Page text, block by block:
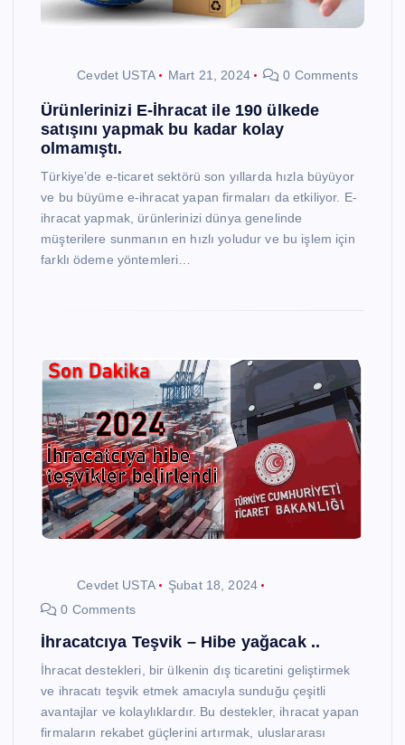
Cevdet USTA Mart 21, 2024 0 Comments
Ürünlerinizi E-İhracat ile 190 ülkede
satışını yapmak bu kadar kolay
olmamıştı.
Türkiye’de e-ticaret sektörü son yıllarda hızla büyüyor
ve bu büyüme e-ihracat yapan firmaları da etkiliyor. E-
ihracat yapmak, ürünlerinizi dünya genelinde
müşterilere sunmanın en hızlı yoludur ve bu işlem için
farklı ödeme yöntemleri…
Cevdet USTA
Şubat 18, 2024
0 Comments
İhracatcıya Teşvik – Hibe yağacak ..
İhracat destekleri, bir ülkenin dış ticaretini geliştirmek
ve ihracatı teşvik etmek amacıyla sunduğu çeşitli
avantajlar ve kolaylıklardır. Bu destekler, ihracat yapan
firmaların rekabet güçlerini artırmak, uluslararası